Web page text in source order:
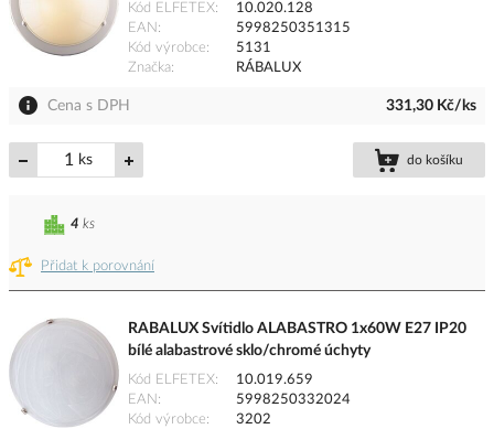
Kód ELFETEX
10.020.128
EAN
5998250351315
Kód výrobce
5131
Značka
RÁBALUX
Cena s DPH 331,30 Kč/ks
ks do košíku
Přidat k porovnání
4 ks
RABALUX Svítidlo ALABASTRO 1x60W E27 IP20
bílé alabastrové sklo/chromé úchyty
Kód ELFETEX
10.019.659
EAN
5998250332024
Kód výrobce
3202